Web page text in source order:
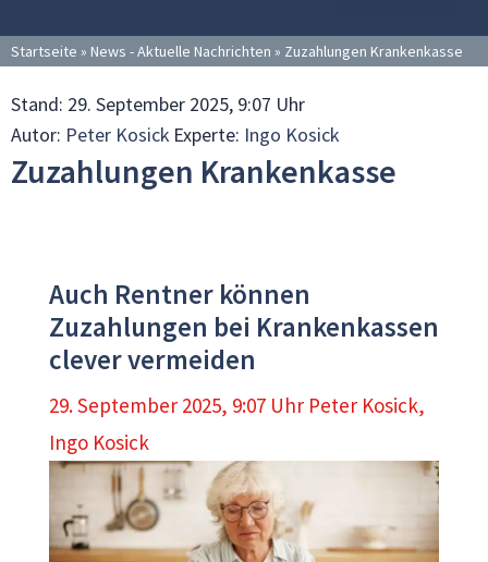
Startseite » News - Aktuelle Nachrichten » Zuzahlungen Krankenkasse
Stand: 29. September 2025, 9:07 Uhr
Autor: Peter Kosick Experte: Ingo Kosick
Zuzahlungen Krankenkasse
Auch Rentner können
Zuzahlungen bei Krankenkassen
clever vermeiden
29. September 2025, 9:07 Uhr Peter Kosick,
Ingo Kosick